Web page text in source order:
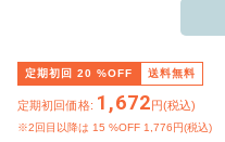
定期初回 20 %OFF 送料無料
定期初回価格: 1,672円(税込)
※2回目以降は 15 %OFF 1,776円(税込)